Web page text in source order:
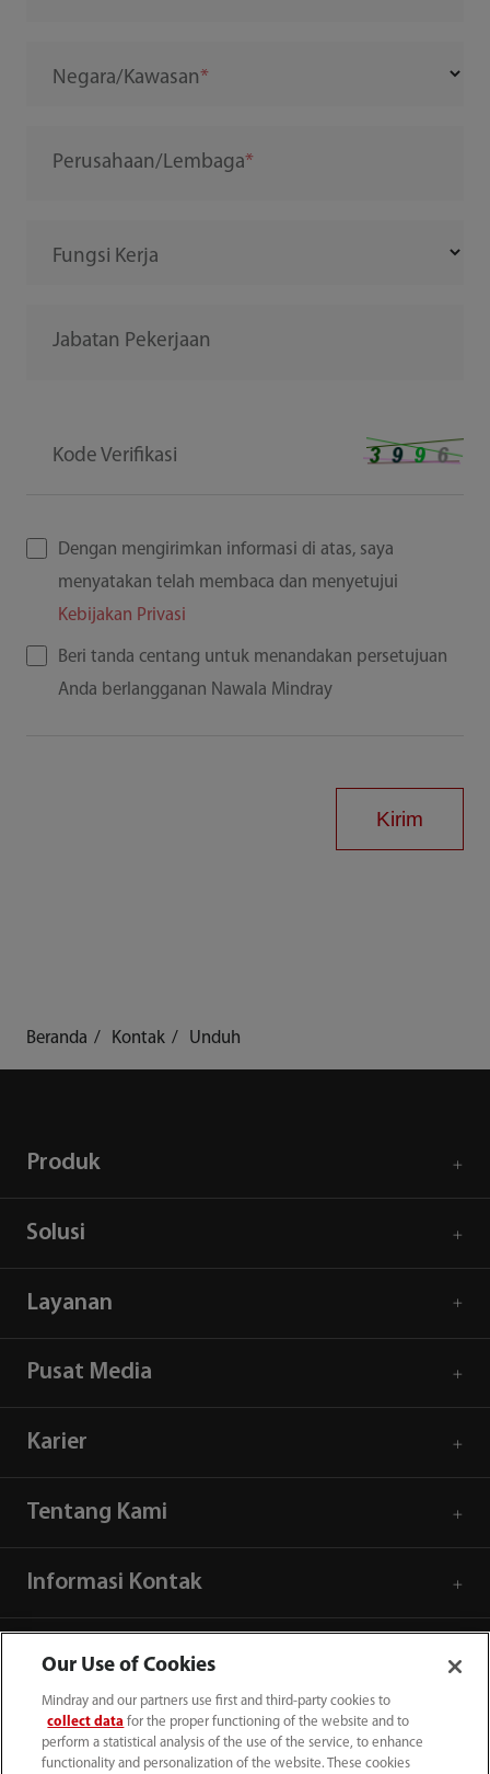
Negara/Kawasan
Perusahaan/Lembaga
Fungsi Kerja
Jabatan Pekerjaan
Kode Verifikasi
Dengan mengirimkan informasi di atas, saya
menyatakan telah membaca dan menyetujui
Kebijakan Privasi
Beri tanda centang untuk menandakan persetujuan
Anda berlangganan Nawala Mindray
Kirim
Beranda Kontak Unduh
Produk
Solusi
Layanan
Pusat Media
Karier
Tentang Kami
Informasi Kontak
Our Use of Cookies
Mindray and our partners use first and third-party cookies to
collect data for the proper functioning of the website and to
perform a statistical analysis of the use of the service, to enhance
functionality and personalization of the website. These cookies